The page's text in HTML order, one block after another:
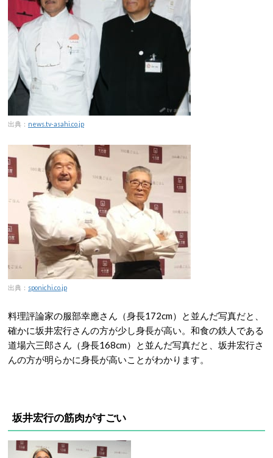
出典： news.tv-asahi.co.jp
出典： sponichi.co.jp
料理評論家の服部幸應さん（身長172cm）と並んだ写真だと、
確かに坂井宏行さんの方が少し身長が高い。和食の鉄人である
道場六三郎さん（身長168cm）と並んだ写真だと、坂井宏行さ
んの方が明らかに身長が高いことがわかります。
坂井宏行の筋肉がすごい